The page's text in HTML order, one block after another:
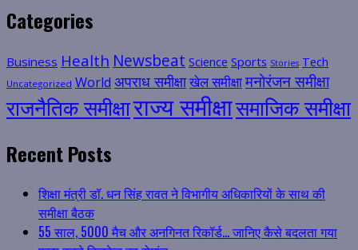
Categories
Business Health Newsbeat Science Sports Stories Tech
Uncategorized World अपराध समीक्षाखेल समीक्षामनोरंजन समीक्षा
राजनैतिक समीक्षाराज्य समीक्षासमाजिक समीक्षा
Recent Posts
शिक्षा मंत्री डॉ. धन सिंह रावत ने विभागीय अधिकारियों के साथ की
समीक्षा बैठक
55 साल, 5000 मैच और अनगिनत रिकॉर्ड… जानिए कैसे बदलता गया